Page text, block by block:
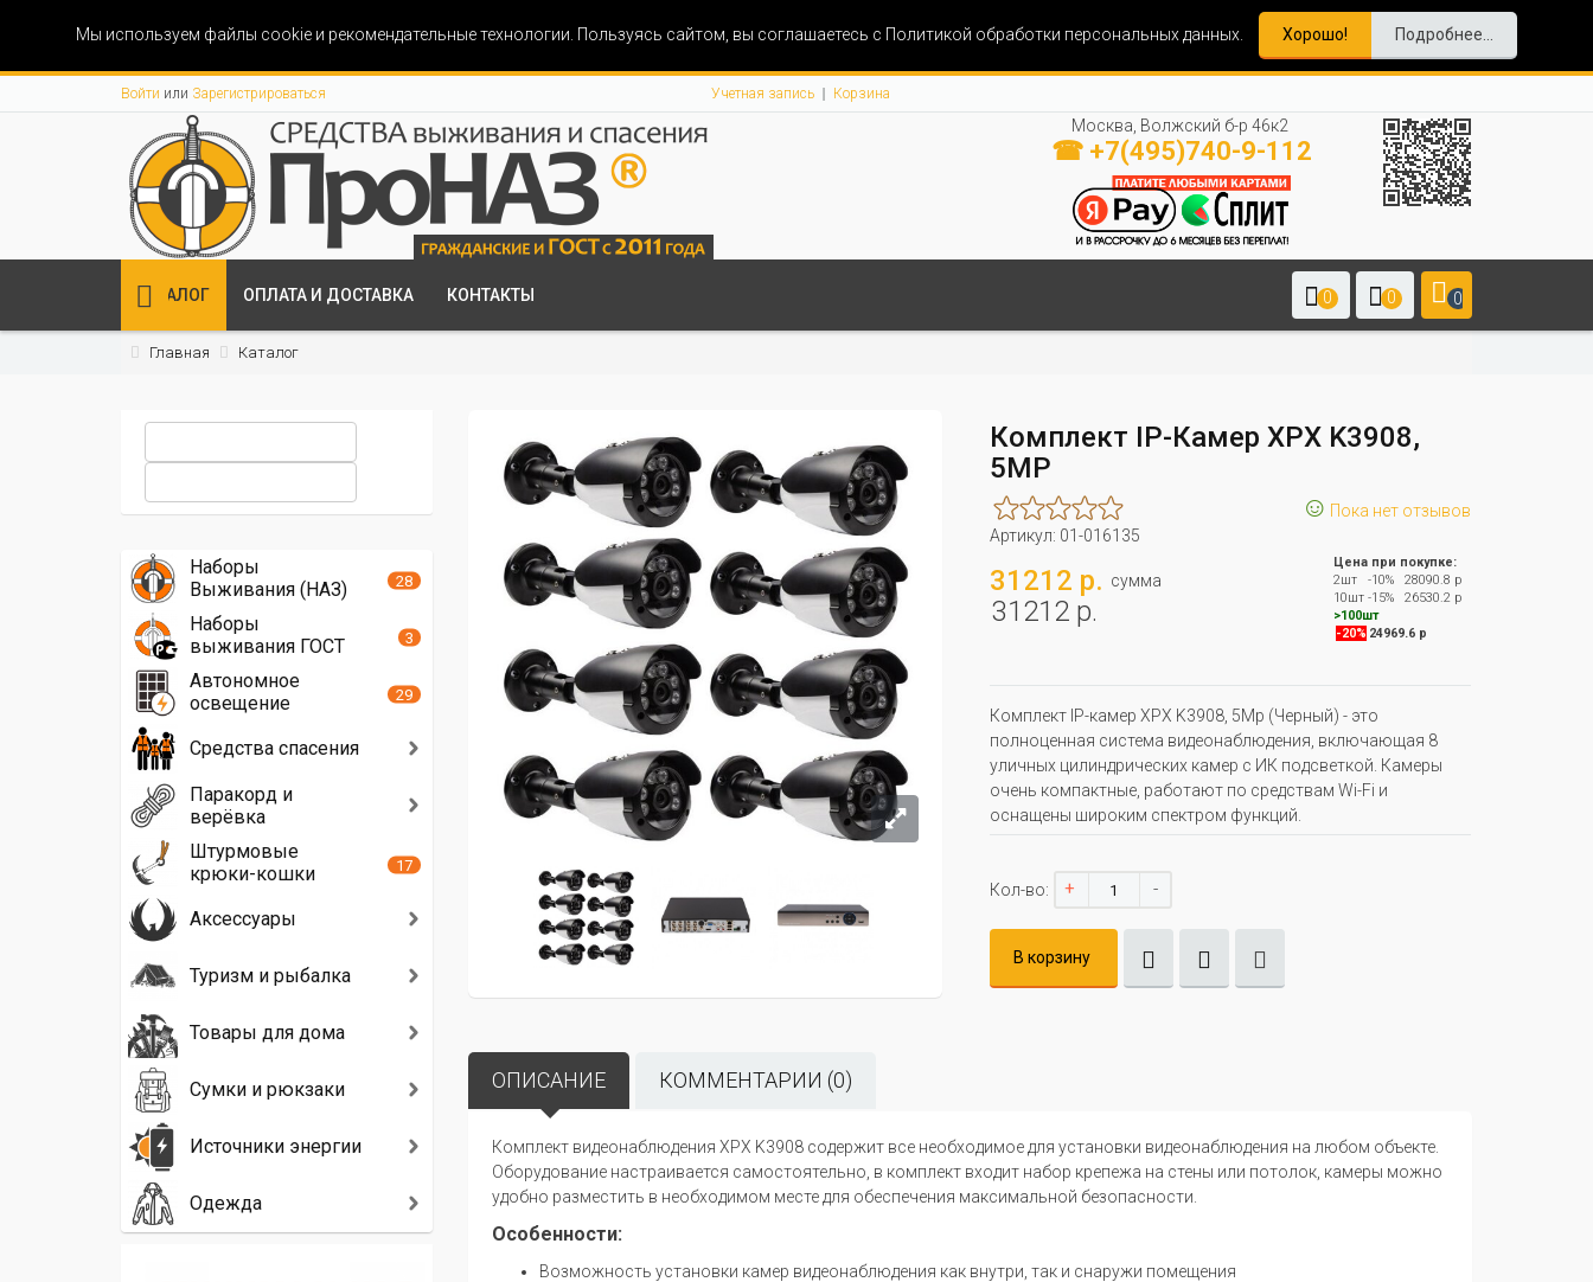
Мы используем файлы cookie и рекомендательные технологии. Пользуясь сайтом, вы соглашаетесь с Политикой обработки персональных данных. Хорошо! Подробнее...
Войти или Зарегистрироваться Учетная запись Корзина
Москва, Волжский б-р 46к2
☎ +7(495)740-9-112
КАТАЛОГ ОПЛАТА И ДОСТАВКА КОНТАКТЫ 0 0 0
Главная Каталог
Комплект IP-Камер XPX K3908,
5МР
☺ Пока нет отзывов
Артикул: 01-016135
31212 р. сумма
31212 р.
Цена при покупке:
2шт
-10%
28090.8 р
10шт -15%
26530.2 р
>100шт
-20% 24969.6 р
Комплект IP-камер XPX K3908, 5Мр (Черный) - это
полноценная система видеонаблюдения, включающая 8
уличных цилиндрических камер с ИК подсветкой. Камеры
очень компактные, работают по средствам Wi-Fi и
оснащены широким спектром функций.
Кол-во: + -
В корзину
ОПИСАНИЕ КОММЕНТАРИИ (0)
Комплект видеонаблюдения XPX K3908 содержит все необходимое для установки видеонаблюдения на любом объекте.
Оборудование настраивается самостоятельно, в комплект входит набор крепежа на стены или потолок, камеры можно
удобно разместить в необходимом месте для обеспечения максимальной безопасности.
Особенности:
Возможность установки камер видеонаблюдения как внутри, так и снаружи помещения
Наборы
Выживания (НАЗ)
28
Наборы
выживания ГОСТ
3
Автономное
освещение
29
Средства спасения
Паракорд и
верёвка
Штурмовые
крюки-кошки
17
Аксессуары
Туризм и рыбалка
Товары для дома
Сумки и рюкзаки
Источники энергии
Одежда